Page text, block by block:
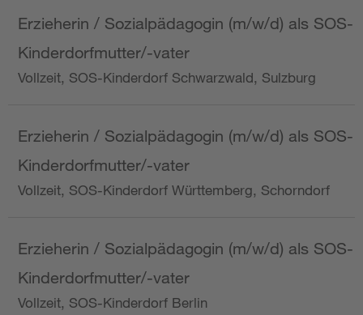
Erzieherin / Sozialpädagogin (m/w/d) als SOS-
Kinderdorfmutter/-vater
Vollzeit, SOS-Kinderdorf Schwarzwald, Sulzburg
Erzieherin / Sozialpädagogin (m/w/d) als SOS-
Kinderdorfmutter/-vater
Vollzeit, SOS-Kinderdorf Württemberg, Schorndorf
Erzieherin / Sozialpädagogin (m/w/d) als SOS-
Kinderdorfmutter/-vater
Vollzeit, SOS-Kinderdorf Berlin